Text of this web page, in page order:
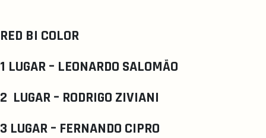
RED BI COLOR
1 LUGAR – LEONARDO SALOMÃO
2 LUGAR – RODRIGO ZIVIANI
3 LUGAR – FERNANDO CIPRO